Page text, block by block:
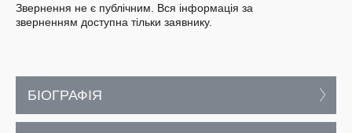
Звернення не є публічним. Вся інформація за
зверненням доступна тільки заявнику.
БІОГРАФІЯ